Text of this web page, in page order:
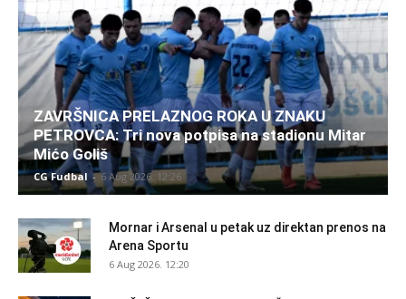
ZAVRŠNICA PRELAZNOG ROKA U ZNAKU
PETROVCA: Tri nova potpisa na stadionu Mitar
Mićo Goliš
CG Fudbal - 6 Aug 2026. 12:26
Mornar i Arsenal u petak uz direktan prenos na
Arena Sportu
6 Aug 2026. 12:20